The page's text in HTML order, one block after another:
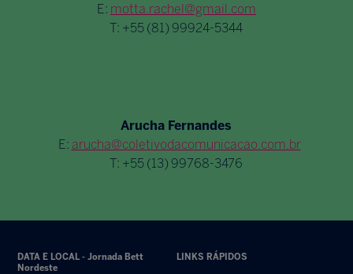
E: motta.rachel@gmail.com
T: +55 (81) 99924-5344
Arucha Fernandes
E: arucha@coletivodacomunicacao.com.br
T: +55 (13) 99768-3476
DATA E LOCAL - Jornada Bett
Nordeste
LINKS RÁPIDOS